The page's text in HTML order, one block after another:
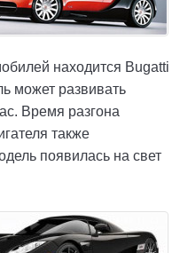
находится Bugatti
может развивать
Время разгона
также
появилась на свет